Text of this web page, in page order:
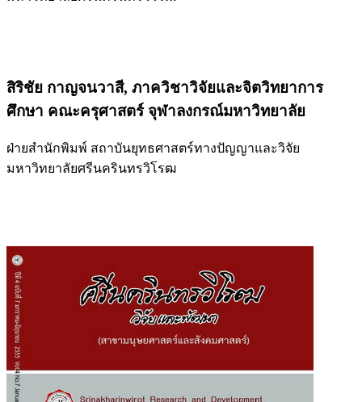
สิริชัย กาญจนวาสี, ภาควิชาวิจัยและจิตวิทยาการ
ศึกษา คณะครุศาสตร์ จุฬาลงกรณ์มหาวิทยาลัย
ฝ่ายสำนักพิมพ์ สถาบันยุทธศาสตร์ทางปัญญาและวิจัย
มหาวิทยาลัยศรีนครินทรวิโรฒ